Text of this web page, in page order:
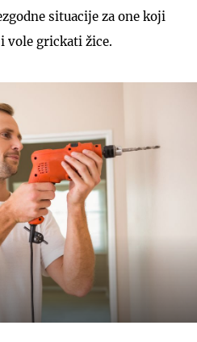
situacije za one koji
vole grickati žice.